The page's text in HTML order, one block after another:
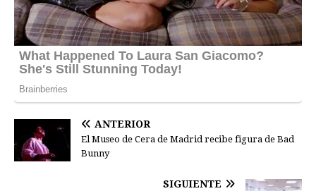
ANTERIOR
El Museo de Cera de Madrid recibe figura de Bad
Bunny
SIGUIENTE